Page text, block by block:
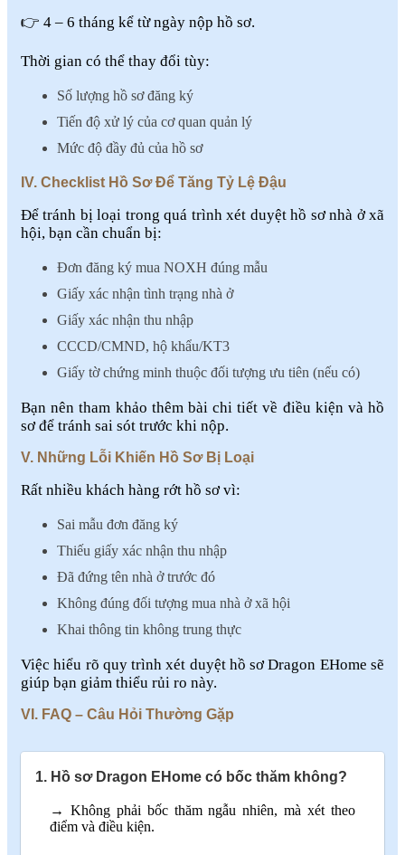
👉 4 – 6 tháng kể từ ngày nộp hồ sơ.
Thời gian có thể thay đổi tùy:
Số lượng hồ sơ đăng ký
Tiến độ xử lý của cơ quan quản lý
Mức độ đầy đủ của hồ sơ
IV. Checklist Hồ Sơ Để Tăng Tỷ Lệ Đậu
Để tránh bị loại trong quá trình xét duyệt hồ sơ nhà ở xã
hội, bạn cần chuẩn bị:
Đơn đăng ký mua NOXH đúng mẫu
Giấy xác nhận tình trạng nhà ở
Giấy xác nhận thu nhập
CCCD/CMND, hộ khẩu/KT3
Giấy tờ chứng minh thuộc đối tượng ưu tiên (nếu có)
Bạn nên tham khảo thêm bài chi tiết về điều kiện và hồ
sơ để tránh sai sót trước khi nộp.
V. Những Lỗi Khiến Hồ Sơ Bị Loại
Rất nhiều khách hàng rớt hồ sơ vì:
Sai mẫu đơn đăng ký
Thiếu giấy xác nhận thu nhập
Đã đứng tên nhà ở trước đó
Không đúng đối tượng mua nhà ở xã hội
Khai thông tin không trung thực
Việc hiểu rõ quy trình xét duyệt hồ sơ Dragon EHome sẽ
giúp bạn giảm thiểu rủi ro này.
VI. FAQ – Câu Hỏi Thường Gặp
1. Hồ sơ Dragon EHome có bốc thăm không?
→ Không phải bốc thăm ngẫu nhiên, mà xét theo
điểm và điều kiện.